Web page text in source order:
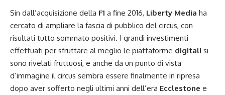
Sin dall’acquisizione della F1 a fine 2016, Liberty Media ha
cercato di ampliare la fascia di pubblico del circus, con
risultati tutto sommato positivi. I grandi investimenti
effettuati per sfruttare al meglio le piattaforme digitali si
sono rivelati fruttuosi, e anche da un punto di vista
d’immagine il circus sembra essere finalmente in ripresa
dopo aver sofferto negli ultimi anni dell’era Ecclestone e